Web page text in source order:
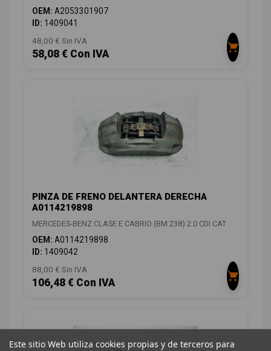
OEM: A2053301907
ID: 1409041
48,00 € Sin IVA
58,08 € Con IVA
PINZA DE FRENO DELANTERA DERECHA
A0114219898
MERCEDES-BENZ CLASE E CABRIO (BM 238) 2.0 CDI CAT
OEM: A0114219898
ID: 1409042
88,00 € Sin IVA
106,48 € Con IVA
Este sitio Web utiliza cookies propias y de terceros para